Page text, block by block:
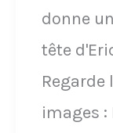
s’envoler
pour
la
Coupe
donne
tête
images :